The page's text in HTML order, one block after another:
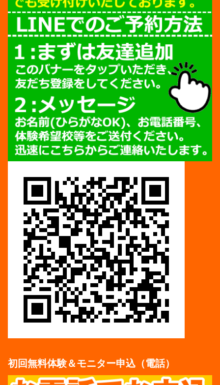
初回無料体験＆モニター申込（電話）